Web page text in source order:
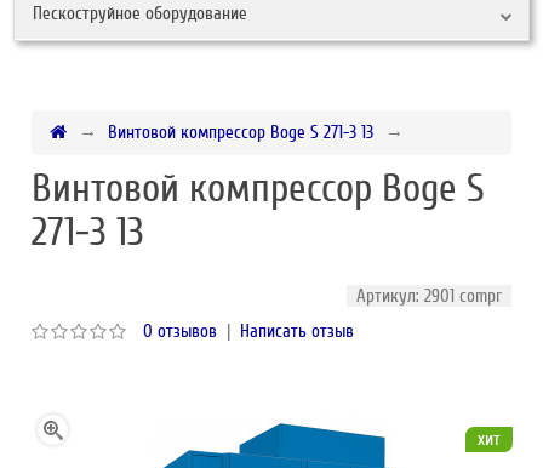
Пескоструйное оборудование
Винтовой компрессор Boge S 271-3 13
Винтовой компрессор Boge S
271-3 13
Артикул: 2901 compr
0 отзывов | Написать отзыв
хит